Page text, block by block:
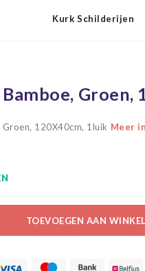
Kurk Schilderijen
Groen,
120X40cm, 1luik Meer
TOEVOEGEN AAN